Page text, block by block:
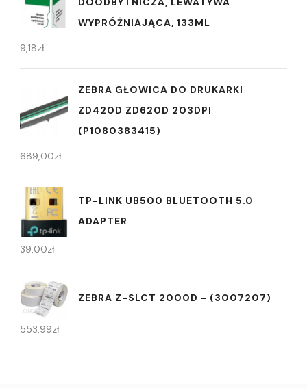
WYPRÓŻNIAJĄCA, 133ML
9,18zł
ZEBRA GŁOWICA DO DRUKARKI
ZD420D ZD620D 203DPI
(P1080383415)
689,00zł
TP-LINK UB500 BLUETOOTH 5.0
ADAPTER
39,00zł
ZEBRA Z-SLCT 2000D - (3007207)
553,99zł